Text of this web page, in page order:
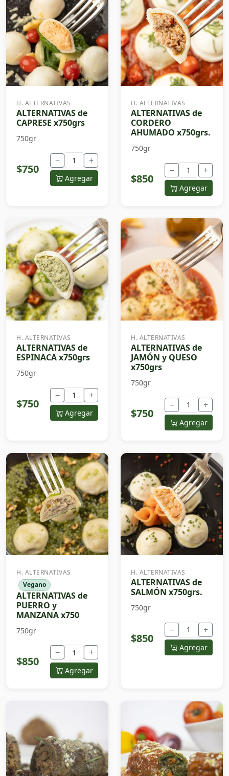
H. ALTERNATIVAS
ALTERNATIVAS de
CAPRESE x750grs
750gr
$750
− +
Agregar
H. ALTERNATIVAS
ALTERNATIVAS de
CORDERO
AHUMADO x750grs.
750gr
$850
− +
Agregar
H. ALTERNATIVAS
ALTERNATIVAS de
ESPINACA x750grs
750gr
$750
− +
Agregar
H. ALTERNATIVAS
ALTERNATIVAS de
JAMÓN y QUESO
x750grs
750gr
$750
− +
Agregar
H. ALTERNATIVAS
Vegano
ALTERNATIVAS de
PUERRO y
MANZANA x750
750gr
$850
− +
Agregar
H. ALTERNATIVAS
ALTERNATIVAS de
SALMÓN x750grs.
750gr
$850
− +
Agregar